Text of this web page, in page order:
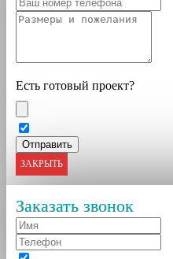
Есть готовый проект?
ЗАКРЫТЬ
Заказать звонок